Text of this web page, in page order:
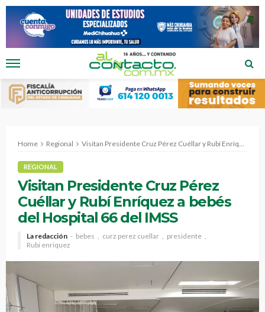
Home Regional Visitan Presidente Cruz Pérez Cuéllar y Rubí Enríquez a bebés del Hospital 66 del IMSS
REGIONAL
Visitan Presidente Cruz Pérez
Cuéllar y Rubí Enríquez a bebés
del Hospital 66 del IMSS
La redacción bebes curz perez cuellar
presidente
Rubi enriquez